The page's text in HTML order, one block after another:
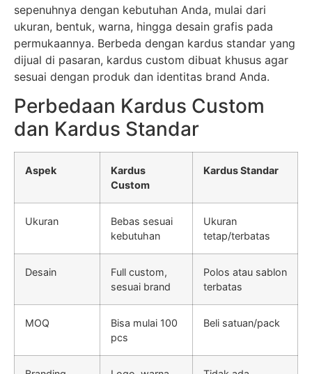
sepenuhnya dengan kebutuhan Anda, mulai dari
ukuran, bentuk, warna, hingga desain grafis pada
permukaannya. Berbeda dengan kardus standar yang
dijual di pasaran, kardus custom dibuat khusus agar
sesuai dengan produk dan identitas brand Anda.
Perbedaan Kardus Custom
dan Kardus Standar
Aspek
Kardus
Custom
Kardus Standar
Ukuran
Bebas sesuai
kebutuhan
Ukuran
tetap/terbatas
Desain
Full custom,
sesuai brand
Polos atau sablon
terbatas
MOQ
Bisa mulai 100
pcs
Beli satuan/pack